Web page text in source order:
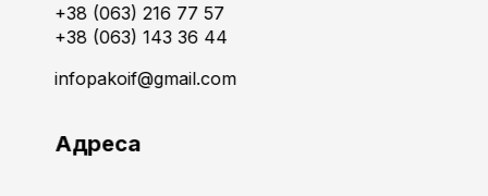
+38 (063) 216 77 57
+38 (063) 143 36 44
infopakoif@gmail.com
Адреса